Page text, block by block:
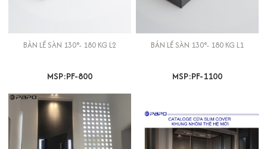
BẢN LỀ SÀN 130°- 180 KG L2
MSP:PF-800
BẢN LỀ SÀN 130°- 180 KG L1
MSP:PF-1100